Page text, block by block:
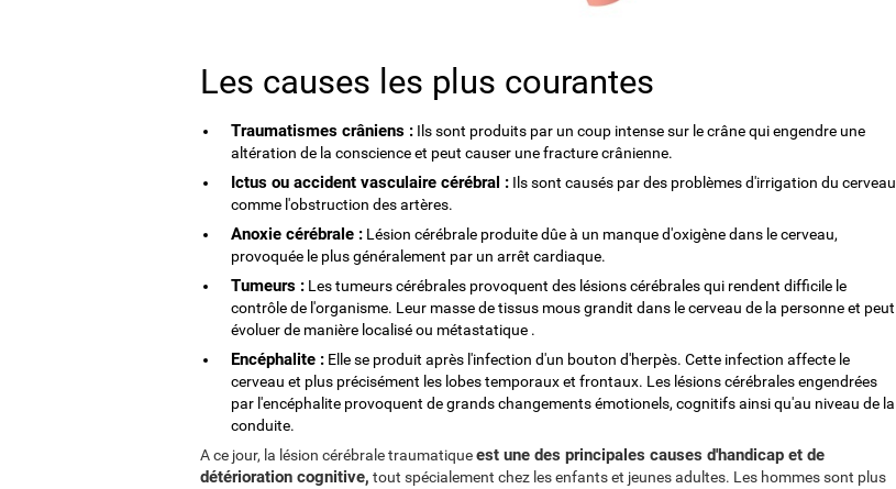
Les causes les plus courantes
Traumatismes crâniens : Ils sont produits par un coup intense sur le crâne qui engendre une
altération de la conscience et peut causer une fracture crânienne.
Ictus ou accident vasculaire cérébral : Ils sont causés par des problèmes d'irrigation du cerveau
comme l'obstruction des artères.
Anoxie cérébrale : Lésion cérébrale produite dûe à un manque d'oxigène dans le cerveau,
provoquée le plus généralement par un arrêt cardiaque.
Tumeurs : Les tumeurs cérébrales provoquent des lésions cérébrales qui rendent difficile le
contrôle de l'organisme. Leur masse de tissus mous grandit dans le cerveau de la personne et peut
évoluer de manière localisé ou métastatique .
Encéphalite : Elle se produit après l'infection d'un bouton d'herpès. Cette infection affecte le
cerveau et plus précisément les lobes temporaux et frontaux. Les lésions cérébrales engendrées
par l'encéphalite provoquent de grands changements émotionels, cognitifs ainsi qu'au niveau de la
conduite.
A ce jour, la lésion cérébrale traumatiqueest une des principales causes d'handicap et de
détérioration cognitive, tout spécialement chez les enfants et jeunes adultes. Les hommes sont plus